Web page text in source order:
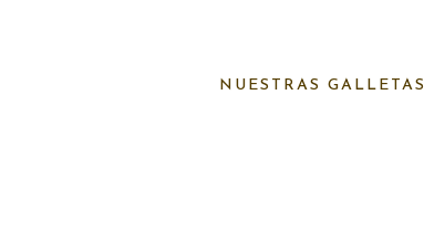
NUESTRAS GALLETAS